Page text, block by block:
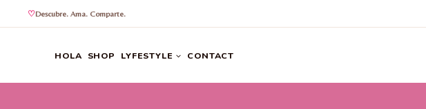
Descubre. Ama. Comparte.
HOLA SHOP LYFESTYLE CONTACT